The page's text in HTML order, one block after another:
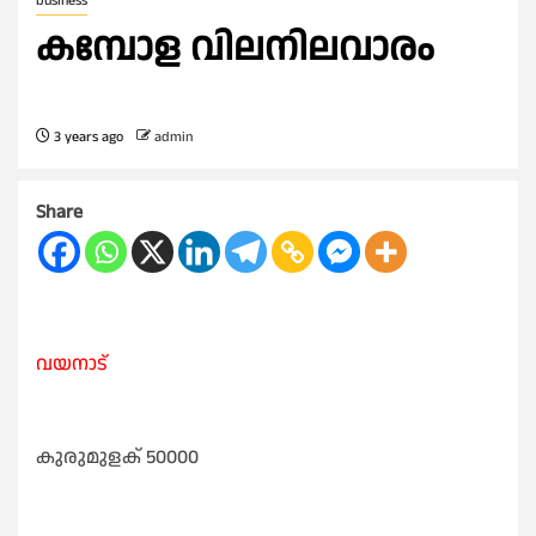
കമ്പോള വിലനിലവാരം
3 years ago admin
Share
വയനാട്
കുരുമുളക് 50000